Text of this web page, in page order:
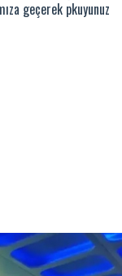
geçerek pkuyunuz